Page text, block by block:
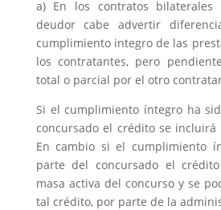
a) En los contratos bilaterales
deudor cabe advertir
cumplimiento integro de las
los contratantes, pero
total o parcial por el otro
Si el cumplimiento íntegro ha
concursado el crédito se incluirá
En cambio si el cumplimiento
parte del concursado el
masa activa del concurso y se
tal crédito, por parte de la